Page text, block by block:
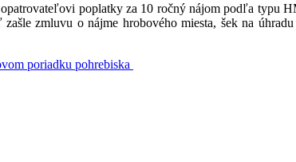
poplatky za 10 ročný nájom podľa typu
zmluvu o nájme hrobového miesta, šek na
poriadku pohrebiska